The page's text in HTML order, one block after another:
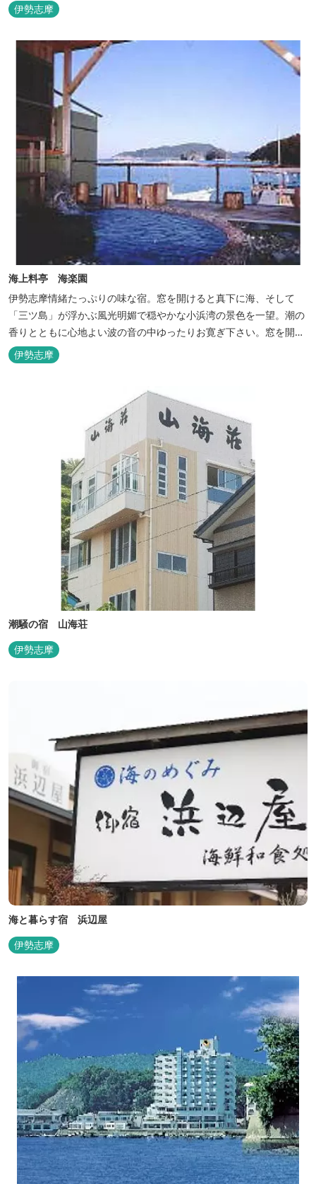
伊勢志摩
海上料亭 海楽園
伊勢志摩情緒たっぷりの味な宿。窓を開けると真下に海、そして
「三ツ島」が浮かぶ風光明媚で穏やかな小浜湾の景色を一望。潮の
香りとともに心地よい波の音の中ゆったりお寛ぎ下さい。窓を開け
浴衣姿でのんびり太公望！ 部屋から釣りができる「座敷釣り」は当
館ならではの名物。（貸しざお／エサ付要予約） 海水温泉露天風呂
伊勢志摩
潮騒の宿 山海荘
伊勢志摩
海と暮らす宿 浜辺屋
伊勢志摩